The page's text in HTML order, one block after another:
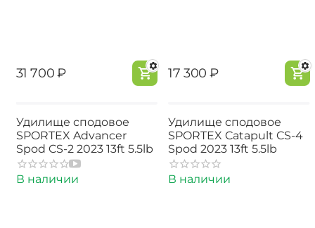
‍31 700‍₽ ‍17 300‍ ₽
Удилище сподовое
SPORTEX Advancer
Spod CS-2 2023 13ft 5.5lb
В наличии
Удилище сподовое
SPORTEX Catapult CS-4
Spod 2023 13ft 5.5lb
В наличии